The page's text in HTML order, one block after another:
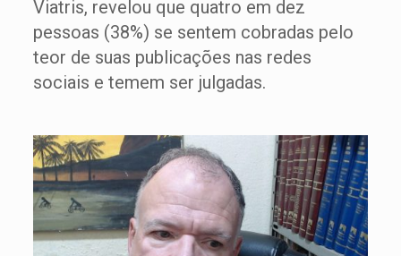
Viatris, revelou que quatro em dez
pessoas (38%) se sentem cobradas pelo
teor de suas publicações nas redes
sociais e temem ser julgadas.